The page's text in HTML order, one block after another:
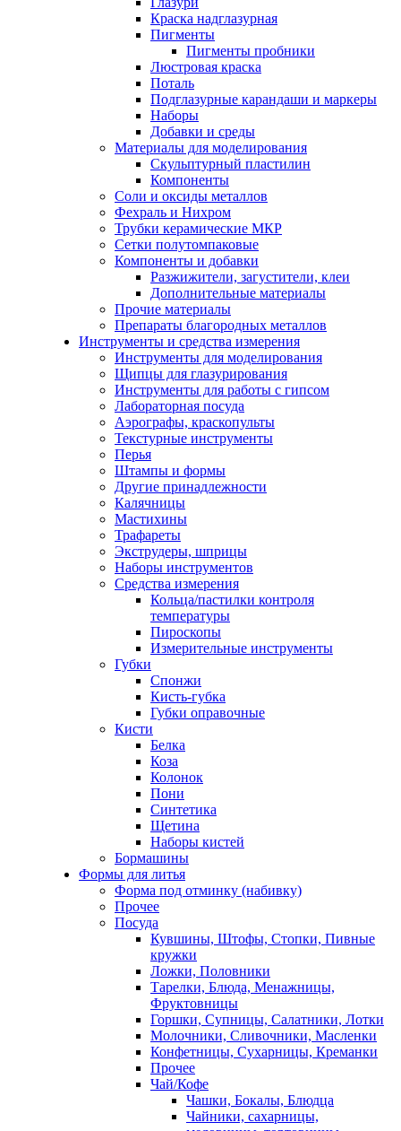
Краска надглазурная
Пигменты
Пигменты пробники
Люстровая краска
Поталь
Подглазурные карандаши и маркеры
Наборы
Добавки и среды
Материалы для моделирования
Скульптурный пластилин
Компоненты
Соли и оксиды металлов
Фехраль и Нихром
Трубки керамические МКР
Сетки полутомпаковые
Компоненты и добавки
Разжижители, загустители, клеи
Дополнительные материалы
Прочие материалы
Препараты благородных металлов
Инструменты и средства измерения
Инструменты для моделирования
Щипцы для глазурирования
Инструменты для работы с гипсом
Лабораторная посуда
Аэрографы, краскопульты
Текстурные инструменты
Перья
Штампы и формы
Другие принадлежности
Калячницы
Мастихины
Трафареты
Экструдеры, шприцы
Наборы инструментов
Средства измерения
Кольца/пастилки контроля
температуры
Пироскопы
Измерительные инструменты
Губки
Спонжи
Кисть-губка
Губки оправочные
Кисти
Белка
Коза
Колонок
Пони
Синтетика
Щетина
Наборы кистей
Бормашины
Формы для литья
Форма под отминку (набивку)
Прочее
Посуда
Кувшины, Штофы, Стопки, Пивные
кружки
Ложки, Половники
Тарелки, Блюда, Менажницы,
Фруктовницы
Горшки, Супницы, Салатники, Лотки
Молочники, Сливочники, Масленки
Конфетницы, Сухарницы, Креманки
Прочее
Чай/Кофе
Чашки, Бокалы, Блюдца
Чайники, сахарницы,